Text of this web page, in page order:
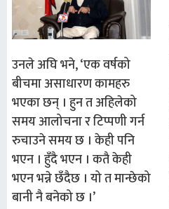
उनले अघि भने, ‘एक वर्षको
बीचमा असाधारण कामहरु
भएका छन् । हुन त अहिलेको
समय आलोचना र टिप्पणी गर्न
रुचाउने समय छ । केही पनि
भएन । हुँदै भएन । कतै केही
भएन भन्ने छँदैछ । यो त मान्छेको
बानी नै बनेको छ ।’